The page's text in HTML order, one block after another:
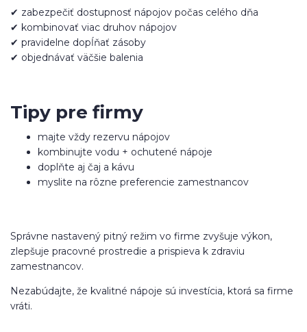
✔ zabezpečiť dostupnosť nápojov počas celého dňa
✔ kombinovať viac druhov nápojov
✔ pravidelne dopĺňať zásoby
✔ objednávať väčšie balenia
Tipy pre firmy
majte vždy rezervu nápojov
kombinujte vodu + ochutené nápoje
doplňte aj čaj a kávu
myslite na rôzne preferencie zamestnancov
Správne nastavený pitný režim vo firme zvyšuje výkon,
zlepšuje pracovné prostredie a prispieva k zdraviu
zamestnancov.
Nezabúdajte, že kvalitné nápoje sú investícia, ktorá sa firme
vráti.